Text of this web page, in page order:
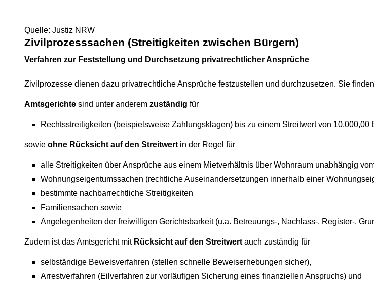
Quelle: Justiz NRW
Zivilprozesssachen (Streitigkeiten zwischen Bürgern)
Verfahren zur Feststellung und Durchsetzung privatrechtlicher Ansprüche
Zivilprozesse dienen dazu privatrechtliche Ansprüche festzustellen und durchzusetzen. Sie
Amtsgerichte sind unter anderem zuständig für
Rechtsstreitigkeiten (beispielsweise Zahlungsklagen) bis zu einem Streitwert von 10.000,00
sowie ohne Rücksicht auf den Streitwert in der Regel für
alle Streitigkeiten über Ansprüche aus einem Mietverhältnis über Wohnraum unabhängig
Wohnungseigentumssachen (rechtliche Auseinandersetzungen innerhalb einer
bestimmte nachbarrechtliche Streitigkeiten
Familiensachen sowie
Angelegenheiten der freiwilligen Gerichtsbarkeit (u.a. Betreuungs-, Nachlass-, Register-,
Zudem ist das Amtsgericht mit Rücksicht auf den Streitwert auch zuständig für
selbständige Beweisverfahren (stellen schnelle Beweiserhebungen sicher),
Arrestverfahren (Eilverfahren zur vorläufigen Sicherung eines finanziellen Anspruchs) und